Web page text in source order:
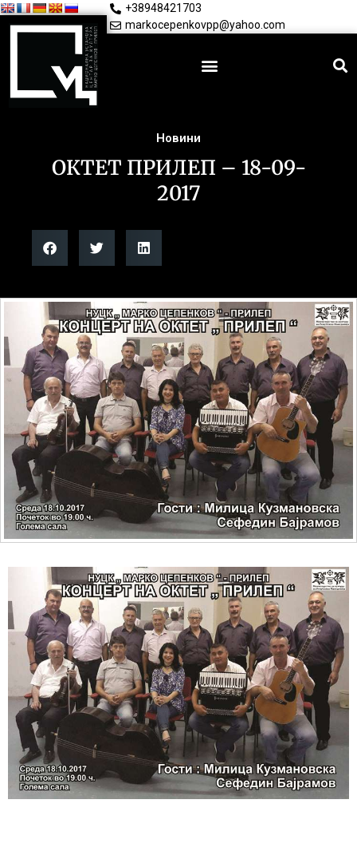
+38948421703
markocepenkovpp@yahoo.com
Новини
ОКТЕТ ПРИЛЕП – 18-09-
2017